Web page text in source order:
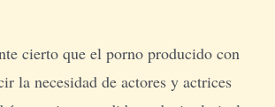
cierto que el porno producido con
la necesidad de actores y actrices